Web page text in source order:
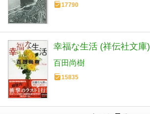
17790
幸福な生活 (祥伝社文庫)
百田尚樹
15835